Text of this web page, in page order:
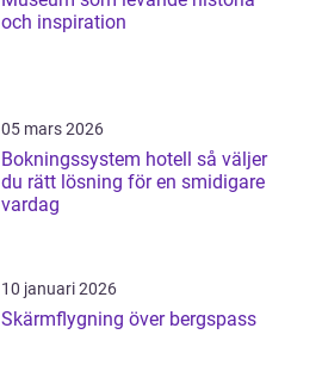
och inspiration
05 mars 2026
Bokningssystem hotell så väljer
du rätt lösning för en smidigare
vardag
10 januari 2026
Skärmflygning över bergspass